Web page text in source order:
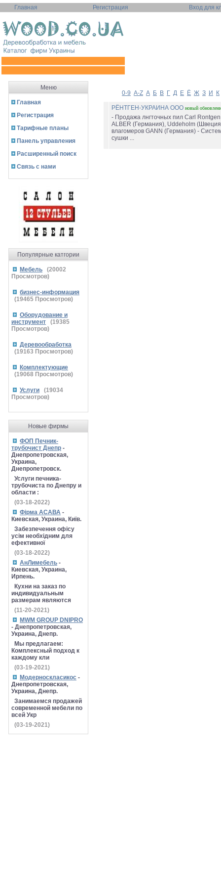
Главная Регистрация Вход для
Меню
Главная
Регистрация
Тарифные планы
Панель управления
Расширенный поиск
Связь с нами
Популярные катгории
Мебель (20002
Просмотров)
бизнес-информация
(19465 Просмотров)
Оборудование и
инструмент
(19385
Просмотров)
Деревообработка
(19163 Просмотров)
Комплектующие
(19068 Просмотров)
Услуги (19034
Просмотров)
Новые фирмы
ФОП Печник-
трубочист Днепр -
Днепропетровская,
Украина,
Днепропетровск.
Услуги печника-
трубочиста по Днепру и
области :
(03-18-2022)
Фірма АСАВА -
Киевская, Украина, Київ.
Забезпечення офісу
усім необхідним для
ефективної
(03-18-2022)
АнЛимебель -
Киевская, Украина,
Ирпень.
Кухни на заказ по
индивидуальным
размерам являются
(11-20-2021)
MWM GROUP DNIPRO
- Днепропетровская,
Украина, Днепр.
Мы предлагаем:
Комплексный подход к
каждому кли
(03-19-2021)
Модерноскласикос -
Днепропетровская,
Украина, Днепр.
Занимаемся продажей
современной мебели по
всей Укр
(03-19-2021)
0-9 A-Z А Б В Г Д Е Ё Ж З И К
РЁНТГЕН-УКРАИНА ООО новый
- Продажа лнгточных пил Carl
ALBER (Германия), Uddeholm
влагомеров GANN (Германия) -
сушки ...